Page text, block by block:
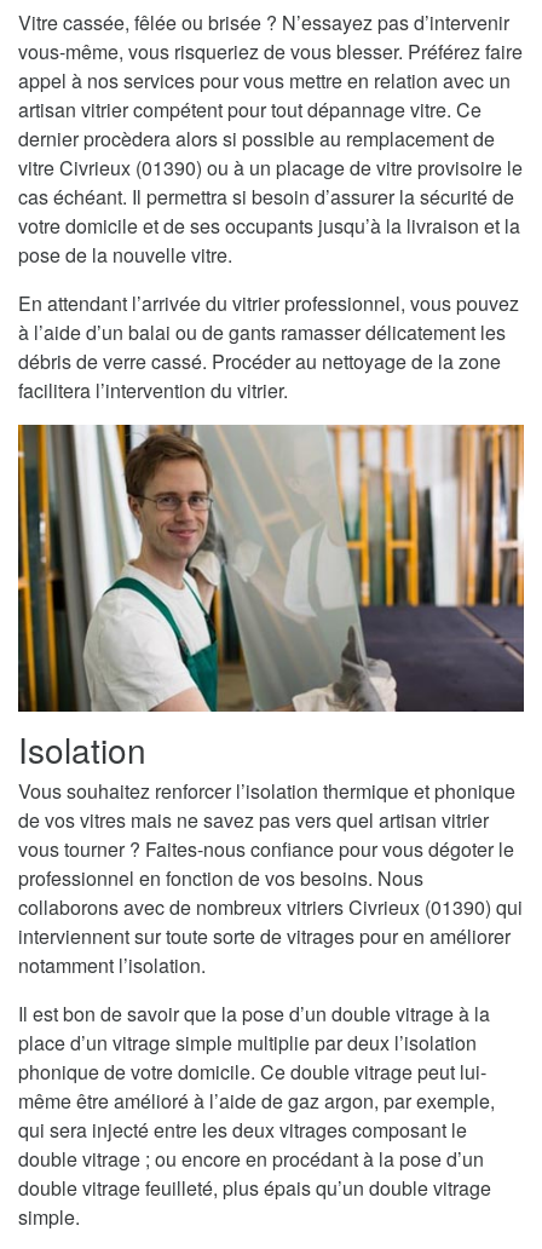
Vitre cassée, fêlée ou brisée ? N’essayez pas d’intervenir
vous-même, vous risqueriez de vous blesser. Préférez faire
appel à nos services pour vous mettre en relation avec un
artisan vitrier compétent pour tout dépannage vitre. Ce
dernier procèdera alors si possible au remplacement de
vitre Civrieux (01390) ou à un placage de vitre provisoire le
cas échéant. Il permettra si besoin d’assurer la sécurité de
votre domicile et de ses occupants jusqu’à la livraison et la
pose de la nouvelle vitre.
En attendant l’arrivée du vitrier professionnel, vous pouvez
à l’aide d’un balai ou de gants ramasser délicatement les
débris de verre cassé. Procéder au nettoyage de la zone
facilitera l’intervention du vitrier.
Isolation
Vous souhaitez renforcer l’isolation thermique et phonique
de vos vitres mais ne savez pas vers quel artisan vitrier
vous tourner ? Faites-nous confiance pour vous dégoter le
professionnel en fonction de vos besoins. Nous
collaborons avec de nombreux vitriers Civrieux (01390) qui
interviennent sur toute sorte de vitrages pour en améliorer
notamment l’isolation.
Il est bon de savoir que la pose d’un double vitrage à la
place d’un vitrage simple multiplie par deux l’isolation
phonique de votre domicile. Ce double vitrage peut lui-
même être amélioré à l’aide de gaz argon, par exemple,
qui sera injecté entre les deux vitrages composant le
double vitrage ; ou encore en procédant à la pose d’un
double vitrage feuilleté, plus épais qu’un double vitrage
simple.